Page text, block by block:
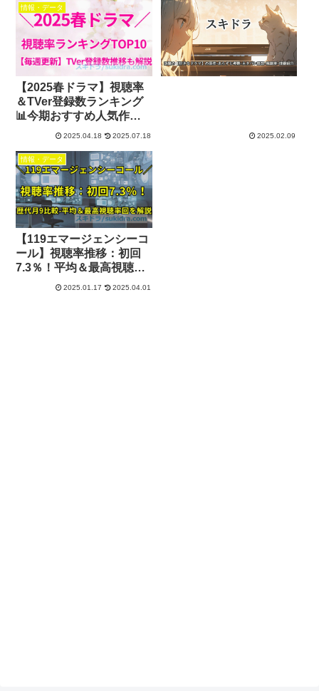
情報・データ
【2025春ドラマ】視聴率
＆TVer登録数ランキング
📊今期おすすめ人気作を
毎週更新！2025.04.18 2025.07.18 2025.02.09
情報・データ
【119エマージェンシーコ
ール】視聴率推移：初回
7.3％！平均＆最高視聴率
回まで徹底解説
2025.01.17 2025.04.01